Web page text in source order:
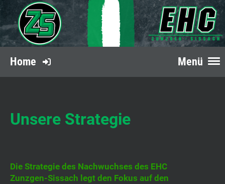
Menü
Home
Unsere Strategie
Die Strategie des Nachwuchses des EHC
Zunzgen-Sissach legt den Fokus auf den